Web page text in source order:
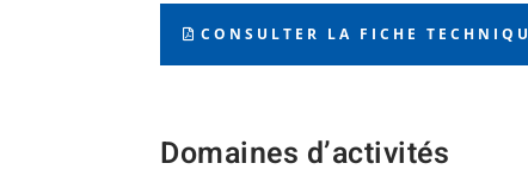
CONSULTER LA FICHE
Domaines d’activités